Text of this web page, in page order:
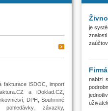
fakturace ISDOC, import
a iDoklad.CZ,
DPH, Souhrnné
závazky,
je
nabízí